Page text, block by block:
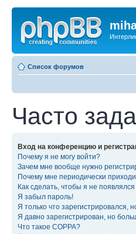
Список форумов
Часто
Вход на конференцию и
Почему я не могу войти?
Зачем мне вообще нужно
Почему мне периодически
Как сделать, чтобы я не
Я забыл пароль!
Я только что зарегистрировался,
Я давно зарегистрирован, но
Что такое COPPA?